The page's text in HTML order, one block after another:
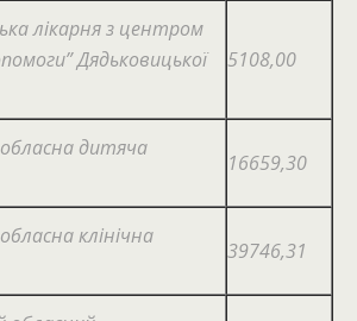
лікарня з центром
Дядьковицької
5108,00
обласна дитяча
16659,30
клінічна
39746,31